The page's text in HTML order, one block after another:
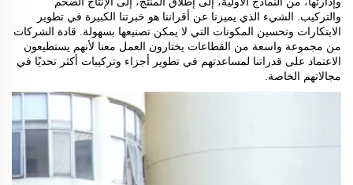
والتركيب. الشيء الذي يميزنا عن أقراننا هو خبرتنا الكبيرة في تطوير
الابتكارات وتحسين المكونات التي لا يمكن تصنيعها بسهولة. قادة الشركات
من مجموعة واسعة من القطاعات يختارون العمل معنا لأنهم يستطيعون
الاعتماد على قدراتنا لمساعدتهم في تطوير أجزاء وتركيبات أكثر تحديًا في
مجالاتهم الخاصة.